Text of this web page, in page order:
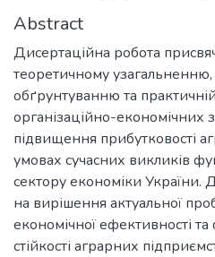
Abstract
Дисертаційна робота
теоретичному
обґрунтуванню та
організаційно-економічних
підвищення прибутковості
умовах сучасних викликів
сектору економіки України.
на вирішення актуальної
економічної ефективності
стійкості аграрних